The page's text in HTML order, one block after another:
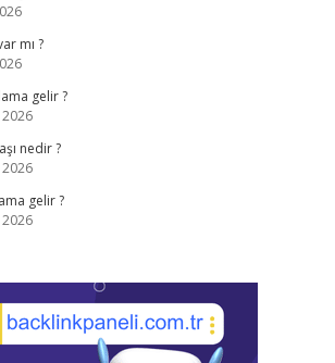
mı ?
gelir ?
nedir ?
gelir ?